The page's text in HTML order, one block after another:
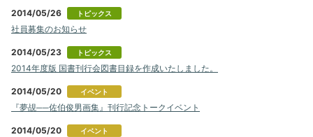
2014/05/26 トピックス
社員募集のお知らせ
2014/05/23 トピックス
2014年度版 国書刊行会図書目録を作成いたしました。
2014/05/20 イベント
『夢覘──佐伯俊男画集』刊行記念トークイベント
2014/05/20 イベント